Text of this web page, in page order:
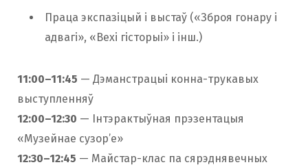
Праца экспазіцый і выстаў («Зброя гонару і
адвагі», «Вехі гісторыі» і інш.)
11:00–11:45 — Дэманстрацыі конна-трукавых
выступленняў
12:00–12:30 — Інтэрактыўная прэзентацыя
«Музейнае сузор’е»
12:30–12:45 — Майстар-клас па сярэднявечных